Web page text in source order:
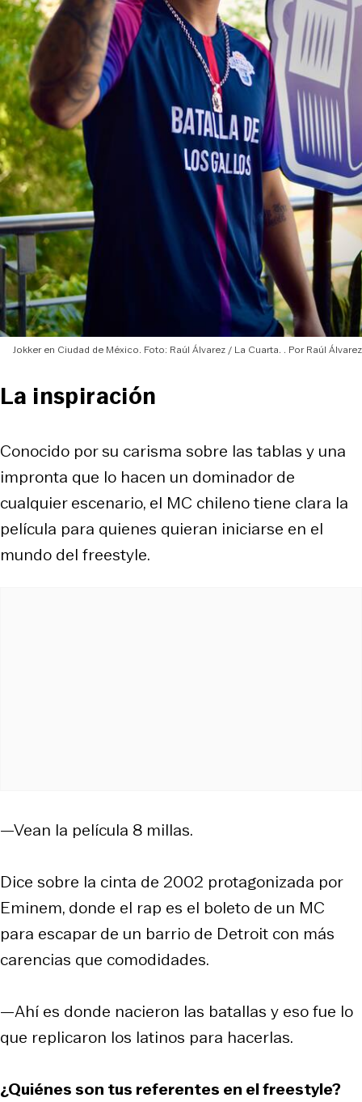
Jokker en Ciudad de México. Foto: Raúl Álvarez / La Cuarta. Raúl Álvarez
La inspiración
Conocido por su carisma sobre las tablas y una
impronta que lo hacen un dominador de
cualquier escenario, el MC chileno tiene clara la
película para quienes quieran iniciarse en el
mundo del freestyle.
—Vean la película 8 millas.
Dice sobre la cinta de 2002 protagonizada por
Eminem, donde el rap es el boleto de un MC
para escapar de un barrio de Detroit con más
carencias que comodidades.
—Ahí es donde nacieron las batallas y eso fue lo
que replicaron los latinos para hacerlas.
¿Quiénes son tus referentes en el freestyle?